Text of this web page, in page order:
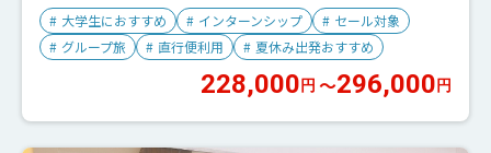
# 大学生におすすめ # インターンシップ # セール対象
# グループ旅 # 直行便利用 # 夏休み出発おすすめ
228,000 円 〜296,000 円